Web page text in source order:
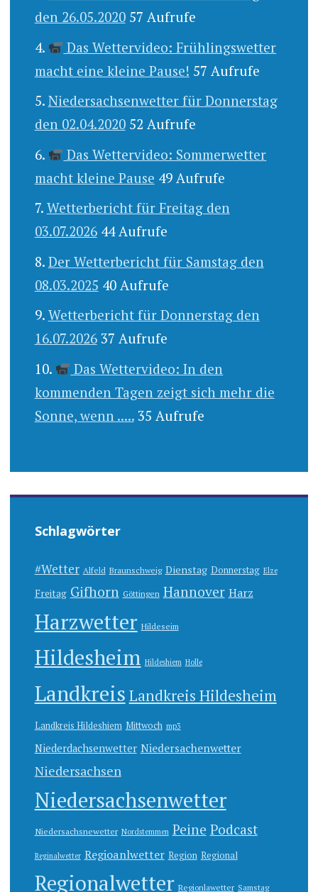
den 26.05.2020 57 Aufrufe
Das Wettervideo: Frühlingswetter
macht eine kleine Pause! 57 Aufrufe
Niedersachsenwetter für Donnerstag
den 02.04.2020 52 Aufrufe
Das Wettervideo: Sommerwetter
macht kleine Pause 49 Aufrufe
Wetterbericht für Freitag den
03.07.2026 44 Aufrufe
Der Wetterbericht für Samstag den
08.03.2025 40 Aufrufe
Wetterbericht für Donnerstag den
16.07.2026 37 Aufrufe
Das Wettervideo: In den
kommenden Tagen zeigt sich mehr die
Sonne, wenn ..... 35 Aufrufe
Schlagwörter
#Wetter Alfeld Braunschweig Dienstag Donnerstag Elze
Freitag Gifhorn Göttingen Hannover Harz
Harzwetter Hildeseim
Hildesheim Hildeshiem Holle
Landkreis Landkreis Hildesheim
Landkreis Hildeshiem Mittwoch mp3
Niederdachsenwetter Niedersachenwetter
Niedersachsen
Niedersachsenwetter
Niedersachsnewetter Nordstemmen Peine Podcast
Reginalwetter Regioanlwetter Region Regional
Regionalwetter Regionlawetter Samstag